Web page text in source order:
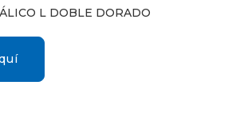
L DOBLE DORADO